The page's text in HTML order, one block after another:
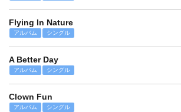
Flying In Nature
アルバム シングル
A Better Day
アルバム シングル
Clown Fun
アルバム シングル